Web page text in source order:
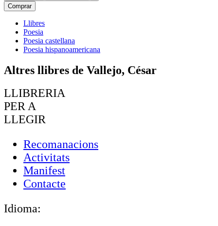
Comprar
Llibres
Poesia
Poesia castellana
Poesia hispanoamericana
Altres llibres de Vallejo, César
LLIBRERIA
PER A
LLEGIR
Recomanacions
Activitats
Manifest
Contacte
Idioma: